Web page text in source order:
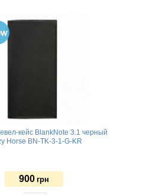
кейс BlankNote 3.1 черный
Horse BN-TK-3-1-G-KR
900 грн